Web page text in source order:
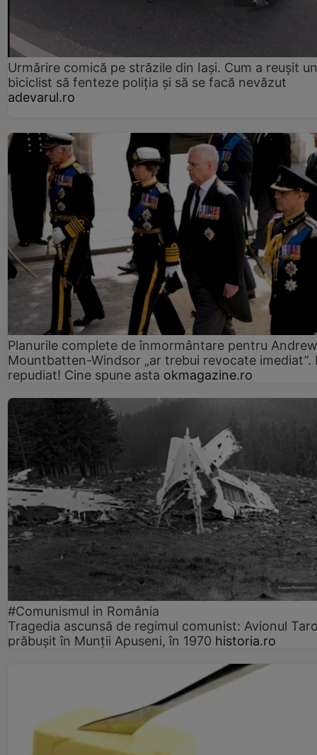
Urmărire comică pe străzile din Iași. Cum a reușit un
biciclist să fenteze poliția și să se facă nevăzut
adevarul.ro
Planurile complete de înmormântare pentru Andrew
Mountbatten-Windsor „ar trebui revocate imediat”.
repudiat! Cine spune asta okmagazine.ro
#Comunismul in România
Tragedia ascunsă de regimul comunist: Avionul
prăbușit în Munții Apuseni, în 1970 historia.ro